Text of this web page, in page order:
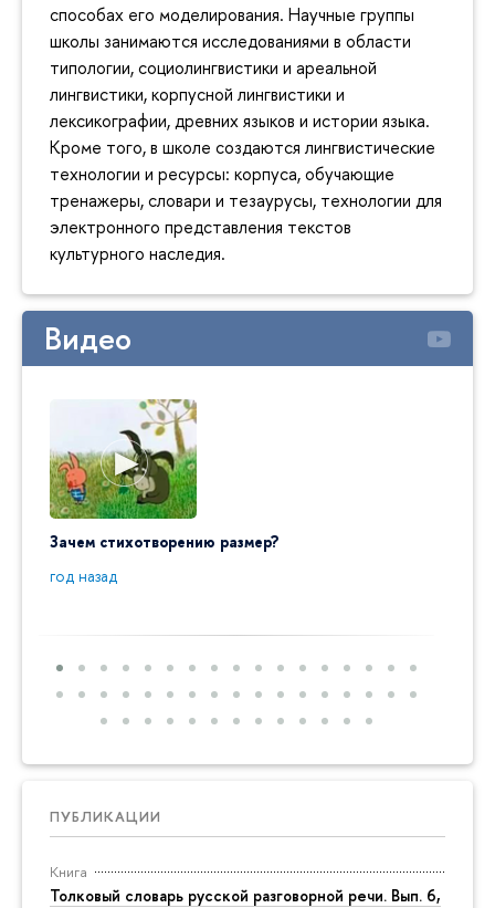
способах его моделирования. Научные группы
школы занимаются исследованиями в области
типологии, социолингвистики и ареальной
лингвистики, корпусной лингвистики и
лексикографии, древних языков и истории языка.
Кроме того, в школе создаются лингвистические
технологии и ресурсы: корпуса, обучающие
тренажеры, словари и тезаурусы, технологии для
электронного представления текстов
культурного наследия.
Видео
Зачем стихотворению размер?
год назад
ПУБЛИКАЦИИ
Книга
Толковый словарь русской разговорной речи. Вып. 6,